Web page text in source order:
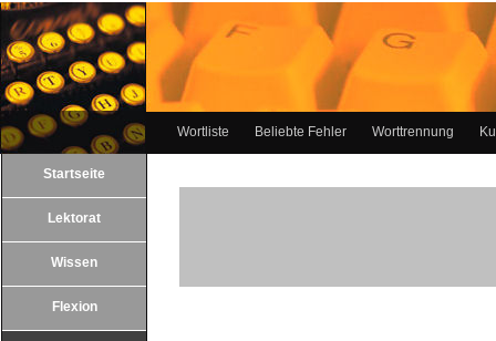
Wortliste Beliebte Fehler Worttrennung
Startseite
Lektorat
Wissen
Flexion